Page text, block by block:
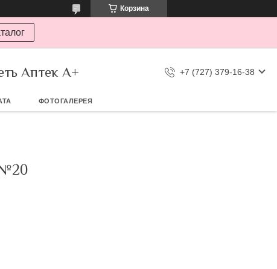
Корзина
Аптек А+ +7 (727) 379-16-38
ФОТОГАЛЕРЕЯ